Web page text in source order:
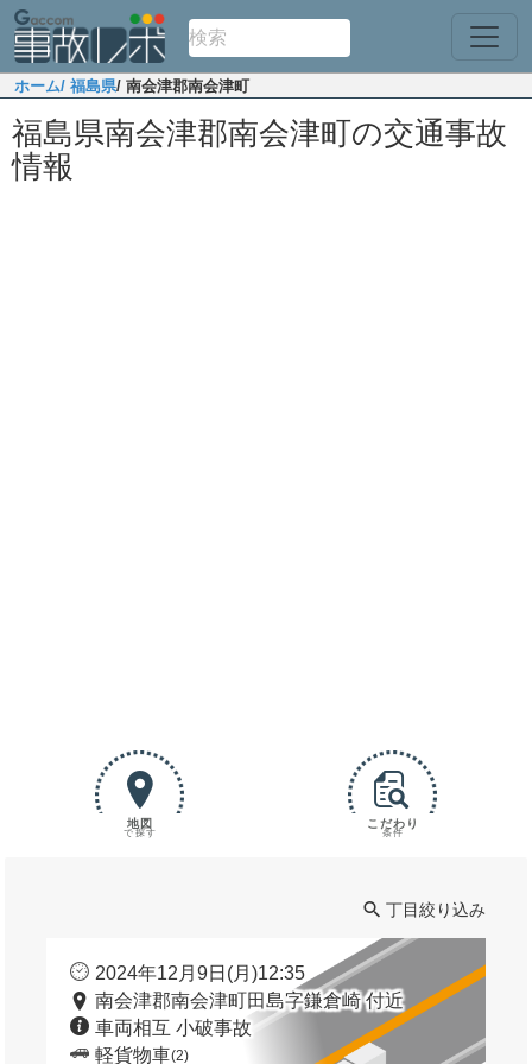
ホーム/ 福島県/ 南会津郡南会津町
福島県南会津郡南会津町の交通事故
情報
地図
で探す
こだわり
条件
丁目絞り込み
2024年12月9日(月)12:35
南会津郡南会津町田島字鎌倉崎 付近
車両相互 小破事故
軽貨物車(2)